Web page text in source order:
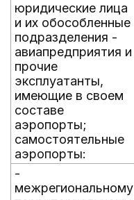
юридические лица
и их обособленные
подразделения -
авиапредприятия и
прочие
эксплуатанты,
имеющие в своем
составе
аэропорты;
самостоятельные
аэропорты:
-
межрегиональному